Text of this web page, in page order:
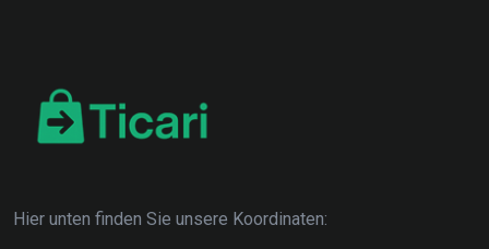
Hier unten finden Sie unsere Koordinaten: